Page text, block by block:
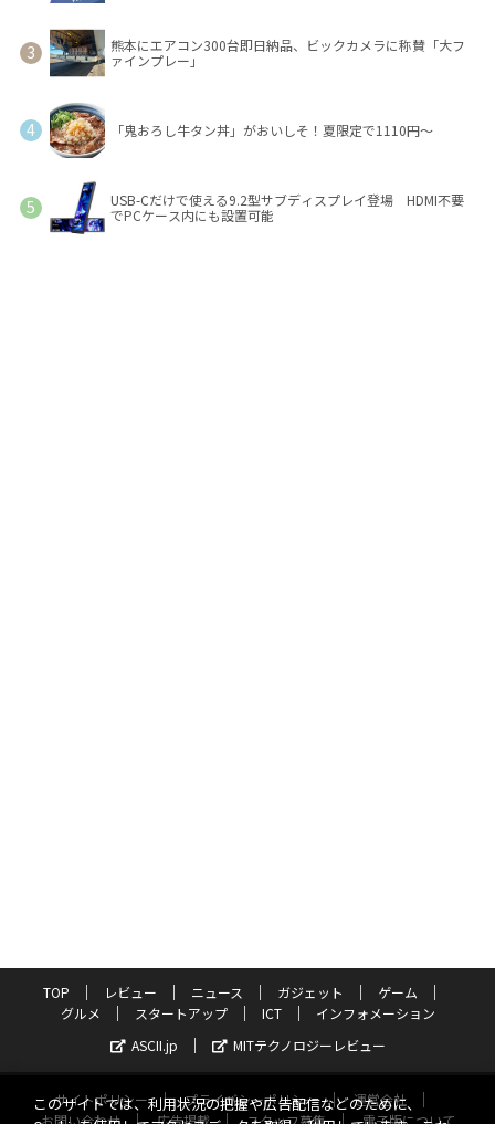
熊本にエアコン300台即日納品、ビックカメラに称賛「大フ
ァインプレー」
「鬼おろし牛タン丼」がおいしそ！夏限定で1110円～
USB-Cだけで使える9.2型サブディスプレイ登場 HDMI不要
でPCケース内にも設置可能
TOP レビュー ニュース ガジェット
ゲーム
グルメ
スタートアップ ICT
インフォメーション
ASCII.jp
MITテクノロジーレビュー
サイトポリシー プライバシーポリシー
運営会社
お問い合わせ
広告掲載 スタッフ募集 電子版について
このサイトでは、利用状況の把握や広告配信などのために、